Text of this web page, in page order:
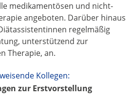
medikamentösen und nicht-
angeboten. Darüber hinaus
regelmäßig
unterstützend zur
Therapie, an.
Kollegen:
zur Erstvorstellung